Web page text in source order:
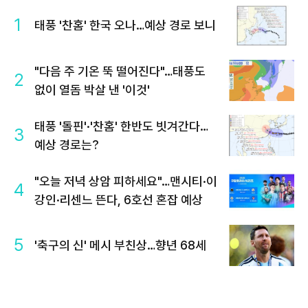
1 태풍 '찬홈' 한국 오나…예상 경로 보니
2
"다음 주 기온 뚝 떨어진다"…태풍도
없이 열돔 박살 낸 '이것'
3
태풍 '돌핀'·'찬홈' 한반도 빗겨간다…
예상 경로는?
4
"오늘 저녁 상암 피하세요"…맨시티·이
강인·리센느 뜬다, 6호선 혼잡 예상
5 '축구의 신' 메시 부친상…향년 68세